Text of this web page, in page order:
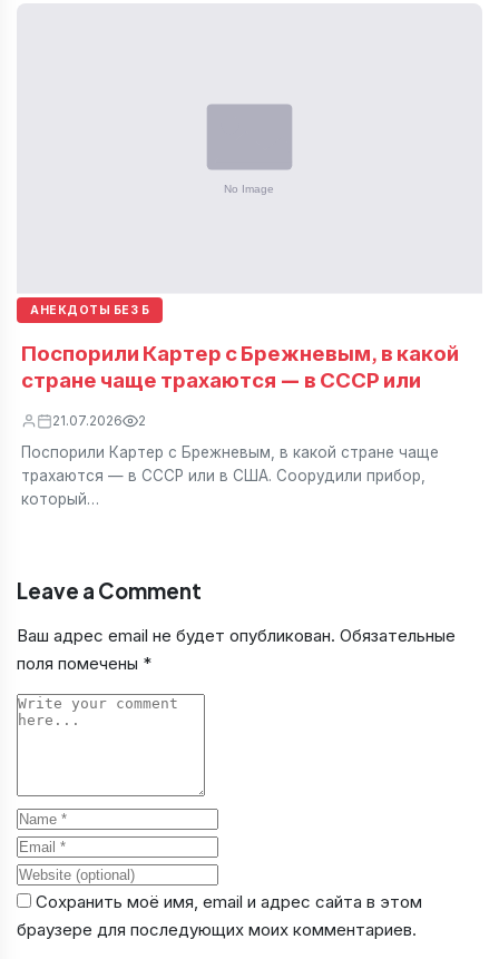
АНЕКДОТЫ БЕЗ Б
Поспорили Картер с Брежневым, в какой
стране чаще трахаются — в СССР или
21.07.2026 2
Поспорили Картер с Брежневым, в какой стране чаще
трахаются — в СССР или в США. Соорудили прибор,
который…
Leave a Comment
Ваш адрес email не будет опубликован. Обязательные
поля помечены *
Comment
Name
Email
Website
Сохранить моё имя, email и адрес сайта в этом
браузере для последующих моих комментариев.